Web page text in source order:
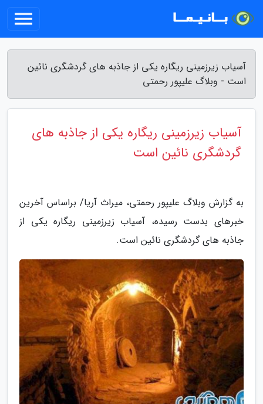
آسیاب زیرزمینی ریگاره یکی از جاذبه های گردشگری نائین
است - وبلاگ علیپور رحمتی
آسیاب زیرزمینی ریگاره یکی از جاذبه های
گردشگری نائین است
به گزارش وبلاگ علیپور رحمتی، میراث آریا/ براساس آخرین
خبرهای بدست رسیده، آسیاب زیرزمینی ریگاره یکی از
جاذبه های گردشگری نائین است.